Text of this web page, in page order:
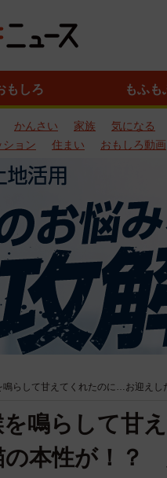
もしろ もふも
かんさい 家族 気になる
ション 住まい おもしろ動画
鳴らして甘えてくれたのに…お迎え
を鳴らして甘
の本性が！？